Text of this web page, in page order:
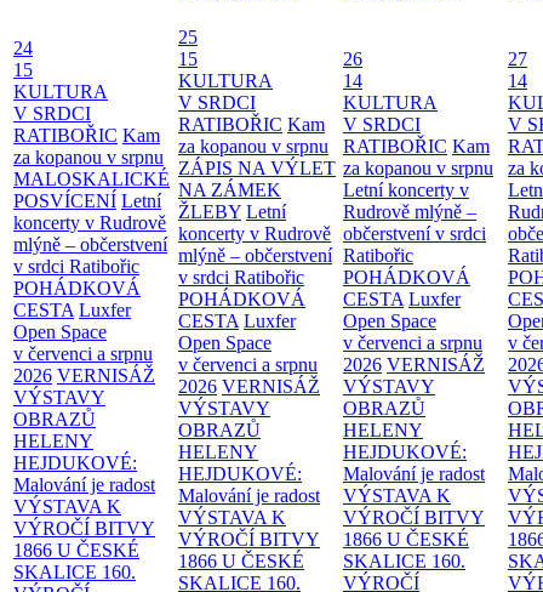
24
15
KULTURA
V SRDCI
RATIBOŘIC Kam
za kopanou v srpnu
MALOSKALICKÉ
POSVÍCENÍ Letní
koncerty v Rudrově
mlýně – občerstvení
v srdci Ratibořic
POHÁDKOVÁ
CESTA Luxfer
Open Space
v červenci a srpnu
2026 VERNISÁŽ
VÝSTAVY
OBRAZŮ
HELENY
HEJDUKOVÉ:
Malování je radost
VÝSTAVA K
VÝROČÍ BITVY
1866 U ČESKÉ
SKALICE 160.
25
15
KULTURA
V SRDCI
RATIBOŘIC Kam
za kopanou v srpnu
ZÁPIS NA VÝLET
NA ZÁMEK
ŽLEBY Letní
koncerty v Rudrově
mlýně – občerstvení
v srdci Ratibořic
POHÁDKOVÁ
CESTA Luxfer
Open Space
v červenci a srpnu
2026 VERNISÁŽ
VÝSTAVY
OBRAZŮ
HELENY
HEJDUKOVÉ:
Malování je radost
VÝSTAVA K
VÝROČÍ BITVY
1866 U ČESKÉ
SKALICE 160.
26
14
KULTURA
V SRDCI
RATIBOŘIC Kam
za kopanou v srpnu
Letní koncerty v
Rudrově mlýně –
občerstvení v srdci
Ratibořic
POHÁDKOVÁ
CESTA Luxfer
Open Space
v červenci a srpnu
2026 VERNISÁŽ
VÝSTAVY
OBRAZŮ
HELENY
HEJDUKOVÉ:
Malování je radost
VÝSTAVA K
VÝROČÍ BITVY
1866 U ČESKÉ
SKALICE 160.
VÝROČÍ
27
14
V
za
v